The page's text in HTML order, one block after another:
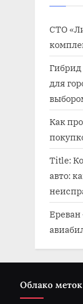
СТО
Гибрид
для
Как
Title:
авто:
Ереван
Облако меток